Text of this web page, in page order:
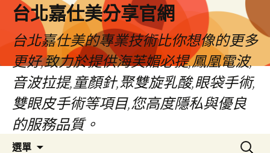
內
台北嘉仕美分享官網
台北嘉仕美的專業技術比你想像的更多
更好,致力於提供海芙媚必提,鳳凰電波,
音波拉提,童顏針,聚雙旋乳酸,眼袋手術,
雙眼皮手術等項目,您高度隱私與優良
的服務品質。
選單
搜